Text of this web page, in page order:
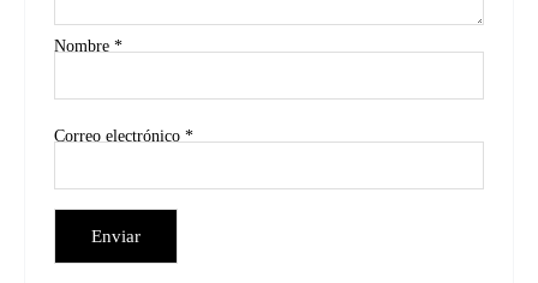
Nombre*
Correo electrónico*